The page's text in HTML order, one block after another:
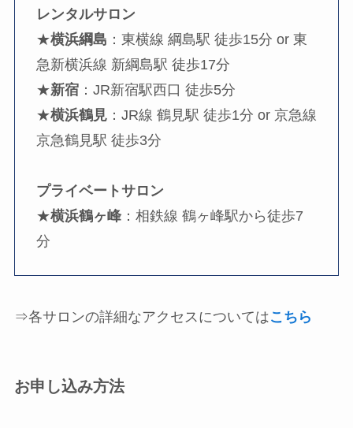
レンタルサロン
★横浜綱島 ：東横線 綱島駅 徒歩15分 or 東
急新横浜線 新綱島駅 徒歩17分
★新宿：JR新宿駅西口 徒歩5分
★横浜鶴見：JR線 鶴見駅 徒歩1分 or 京急線
京急鶴見駅 徒歩3分
プライベートサロン
★横浜鶴ヶ峰：相鉄線 鶴ヶ峰駅から徒歩7
分
⇒各サロンの詳細なアクセスについてはこちら
お申し込み方法